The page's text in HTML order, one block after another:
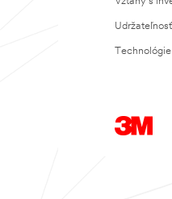
Technológie